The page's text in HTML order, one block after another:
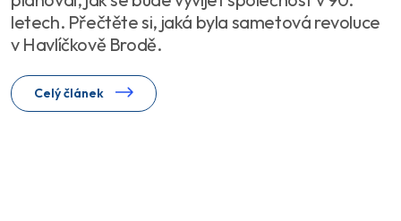
letech. Přečtěte si, jaká byla sametová revoluce
v Havlíčkově Brodě.
Celý článek